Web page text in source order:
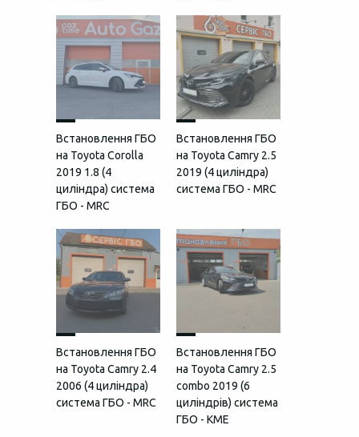
Встановлення ГБО
на Toyota Corolla
2019 1.8 (4
циліндра) система
ГБО - MRC
Встановлення ГБО
на Toyota Camry 2.5
2019 (4 циліндра)
система ГБО - MRC
Встановлення ГБО
на Toyota Camry 2.4
2006 (4 циліндра)
система ГБО - MRC
Встановлення ГБО
на Toyota Camry 2.5
combo 2019 (6
циліндрів) система
ГБО - KME